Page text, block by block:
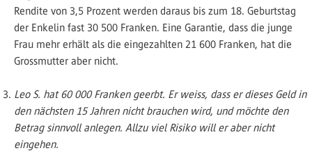
Rendite von 3,5 Prozent werden daraus bis zum 18. Geburtstag
der Enkelin fast 30 500 Franken. Eine Garantie, dass die junge
Frau mehr erhält als die eingezahlten 21 600 Franken, hat die
Grossmutter aber nicht.
Leo S. hat 60 000 Franken geerbt. Er weiss, dass er dieses Geld in
den nächsten 15 Jahren nicht brauchen wird, und möchte den
Betrag sinnvoll anlegen. Allzu viel Risiko will er aber nicht
eingehen.